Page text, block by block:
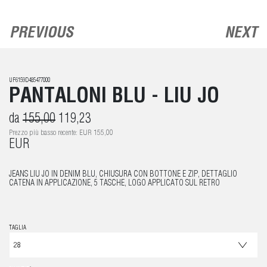
PREVIOUS NEXT
UF6159D485477000
PANTALONI BLU - LIU JO
da 155,00 119,23
Prezzo più basso recente: EUR 155,00
EUR
JEANS LIU JO IN DENIM BLU, CHIUSURA CON BOTTONE E ZIP, DETTAGLIO
CATENA IN APPLICAZIONE, 5 TASCHE, LOGO APPLICATO SUL RETRO
TAGLIA